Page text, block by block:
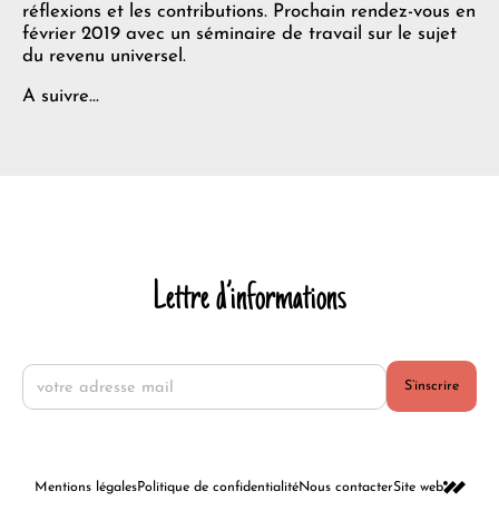
réflexions et les contributions. Prochain rendez-vous en
février 2019 avec un séminaire de travail sur le sujet
du revenu universel.
A suivre…
Lettre d’informations
S’inscrire
Mentions légalesPolitique de confidentialitéNous contacterSite web